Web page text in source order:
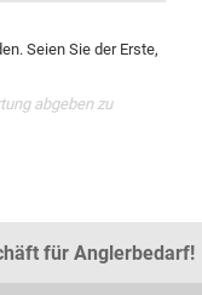
Seien Sie der Erste,
abgeben zu
für Anglerbedarf!